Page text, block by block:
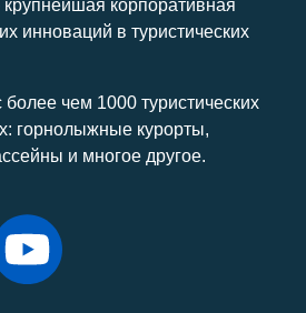
корпоративная
инноваций в туристических
чем 1000 туристических
горнолыжные курорты,
и многое другое.